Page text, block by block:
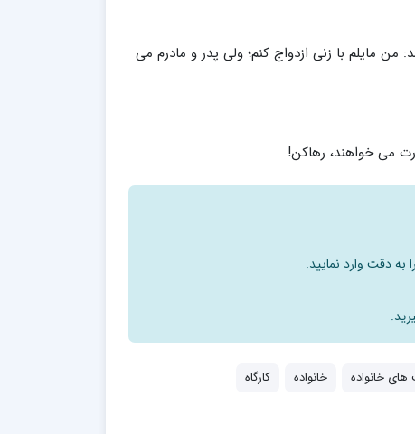
مایلم با زنی ازدواج كنم؛ ولی پدر و مادرم می
می خواهند، رهاكن!
به دقت وارد نمایید.
های خانواده خانواده
کارگاه